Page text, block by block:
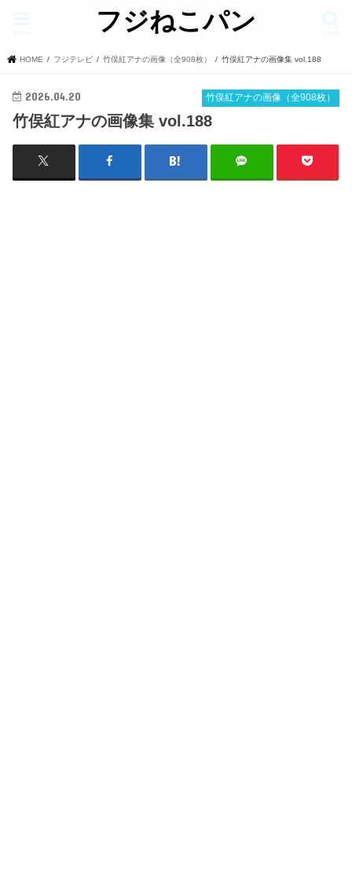
フジねこパン
HOME フジテレビ 竹俣紅アナの画像（全908枚） 竹俣紅アナの画像集 vol.188
竹俣紅アナの画像（全908枚）
2026.04.20
竹俣紅アナの画像集 vol.188